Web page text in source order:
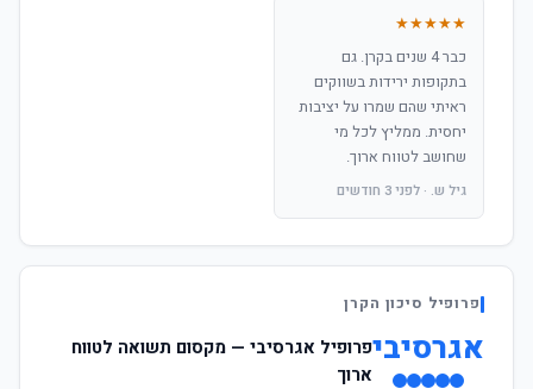
★★★★★
כבר 4 שנים בקרן. גם
בתקופות ירידות בשווקים
ראיתי שהם שמרו על יציבות
יחסית. ממליץ לכל מי
שחושב לטווח ארוך.
גיל ש. · לפני 3 חודשים
פרופיל סיכון הקרן
אגרסיביפרופיל אגרסיבי — מקסום תשואה לטווח
ארוך